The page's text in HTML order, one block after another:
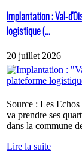
Implantation : Val-
logistique (...
20 juillet 2026
Source : Les
va prendre ses
dans la commune
Lire la suite